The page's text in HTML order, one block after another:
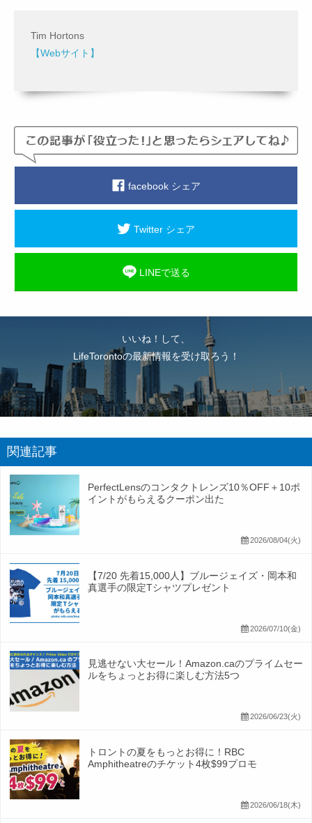
Tim Hortons
【Webサイト】
facebook シェア
Twitter シェア
LINEで送る
いいね！して、
LifeTorontoの最新情報を受け取ろう！
関連記事
PerfectLensのコンタクトレンズ10％OFF＋10ポ
イントがもらえるクーポン出た
2026/08/04(火)
【7/20 先着15,000人】ブルージェイズ・岡本和
真選手の限定Tシャツプレゼント
2026/07/10(金)
見逃せない大セール！Amazon.caのプライムセー
ルをちょっとお得に楽しむ方法5つ
2026/06/23(火)
トロントの夏をもっとお得に！RBC
Amphitheatreのチケット4枚$99プロモ
2026/06/18(木)